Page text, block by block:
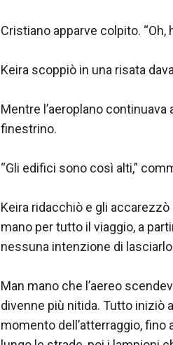
Cristiano apparve colpito. “Oh,
Keira scoppiò in una risata
Mentre l’aeroplano
finestrino.
“Gli edifici sono così alti,”
Keira ridacchiò e gli
mano per tutto il viaggio, a
nessuna intenzione di
Man mano che l’aereo
divenne più nitida. Tutto iniziò
momento dell’atterraggio,